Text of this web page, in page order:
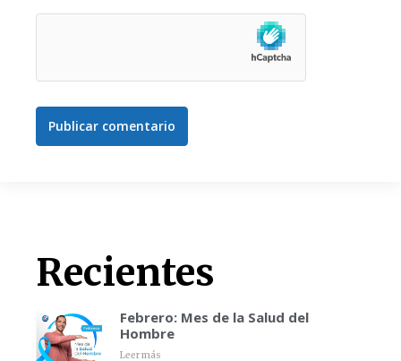
Publicar comentario
Recientes
Febrero: Mes de la Salud del
Hombre
Leer más